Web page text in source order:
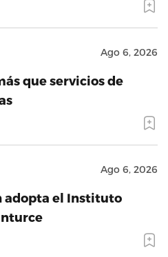
Ago 6, 2026
que servicios de
Ago 6, 2026
adopta el Instituto